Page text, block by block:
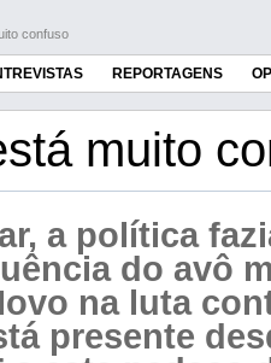
confuso
REPORTAGENS
muito
a política
do avô
na luta
presente